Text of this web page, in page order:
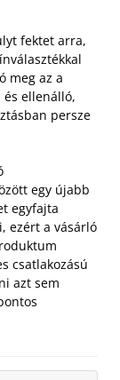
fektet arra,
meg az a
ellenálló,
persze
egy újabb
egyfajta
ezért a vásárló
csatlakozású
azt sem